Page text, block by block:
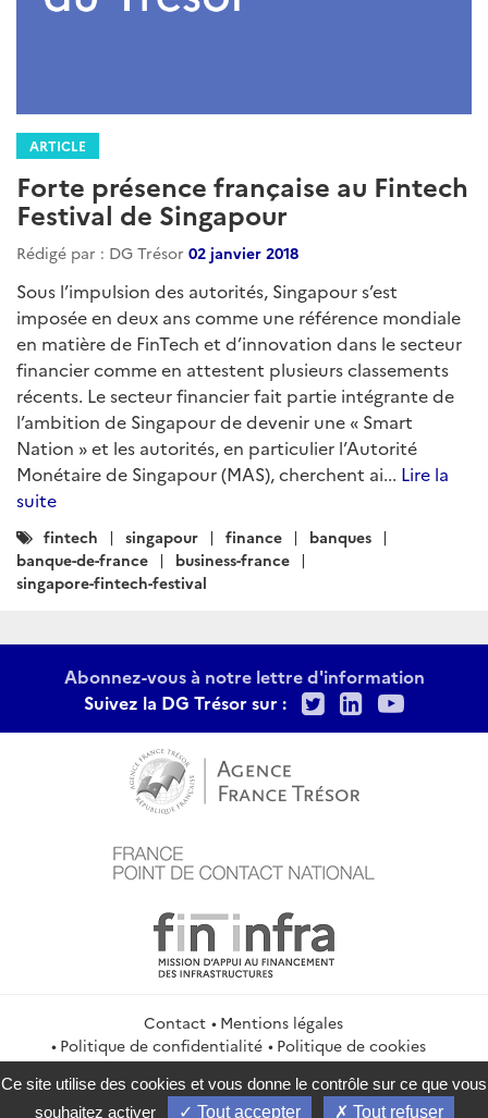
ARTICLE
Forte présence française au Fintech
Festival de Singapour
Rédigé par : DG Trésor 02 janvier 2018
Sous l’impulsion des autorités, Singapour s’est
imposée en deux ans comme une référence mondiale
en matière de FinTech et d’innovation dans le secteur
financier comme en attestent plusieurs classements
récents. Le secteur financier fait partie intégrante de
l’ambition de Singapour de devenir une « Smart
Nation » et les autorités, en particulier l’Autorité
Monétaire de Singapour (MAS), cherchent ai... Lire la
suite
Catégories
:
fintech singapour finance
banques
banque-de-france
business-france
singapore-fintech-festival
Abonnez-vous à notre lettre d'information
Suivez la DG Trésor sur :
TwitterLinkedIn
Contact
Mentions légales
Politique de confidentialité
Politique de cookies
Gestion des cookies
Flux RSS
service-public.gouv.fr
legifrance.gouv.fr info.gouv.fr
Ce site utilise des cookies et vous donne le contrôle sur ce que vous
souhaitez activer
Tout accepter Tout refuser